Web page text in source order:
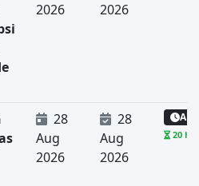
2026
2026
28
Aug
2026
28
Aug
2026
20